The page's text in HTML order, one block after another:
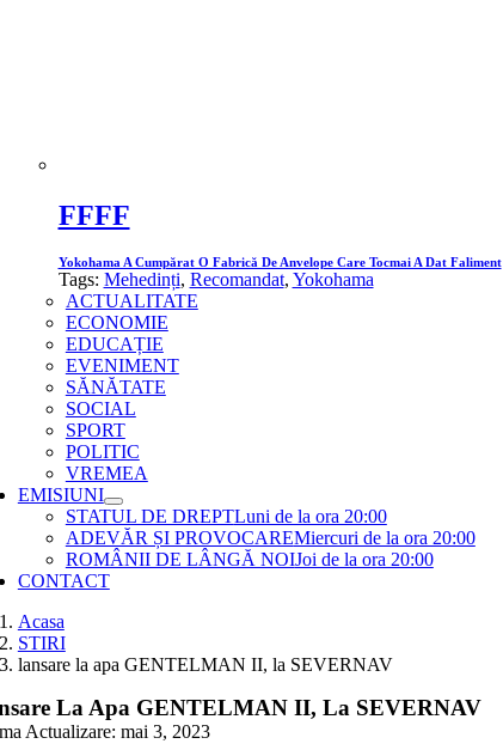
FFFF
Yokohama A Cumpărat O Fabrică De Anvelope Care Tocmai A Dat Faliment
Tags: Mehedinți, Recomandat, Yokohama
ACTUALITATE
ECONOMIE
EDUCAȚIE
EVENIMENT
SĂNĂTATE
SOCIAL
SPORT
POLITIC
VREMEA
EMISIUNI
STATUL DE DREPTLuni de la ora 20:00
ADEVĂR ȘI PROVOCAREMiercuri de la ora 20:00
ROMÂNII DE LÂNGĂ NOIJoi de la ora 20:00
CONTACT
Acasa
STIRI
lansare la apa GENTELMAN II, la SEVERNAV
La Apa GENTELMAN II, La SEVERNAV
Actualizare: mai 3, 2023